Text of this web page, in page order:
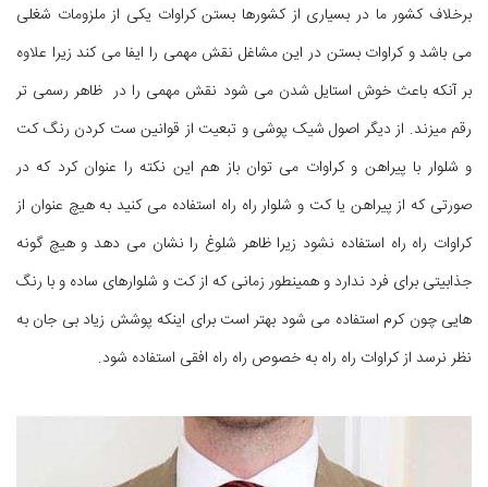
برخلاف کشور ما در بسیاری از کشورها بستن کراوات یکی از ملزومات شغلی
می باشد و کراوات بستن در این مشاغل نقش مهمی را ایفا می کند زیرا علاوه
بر آنکه باعث خوش استایل شدن می شود نقش مهمی را در ظاهر رسمی تر
رقم میزند. از دیگر اصول شیک پوشی و تبعیت از قوانین ست کردن رنگ کت
و شلوار با پیراهن و کراوات می توان باز هم این نکته را عنوان کرد که در
صورتی که از پیراهن یا کت و شلوار راه راه استفاده می کنید به هیچ عنوان از
کراوات راه راه استفاده نشود زیرا ظاهر شلوغ را نشان می دهد و هیچ گونه
جذابیتی برای فرد ندارد و همینطور زمانی که از کت و شلوارهای ساده و با رنگ
هایی چون کرم استفاده می شود بهتر است برای اینکه پوشش زیاد بی جان به
نظر نرسد از کراوات راه راه به خصوص راه راه افقی استفاده شود.